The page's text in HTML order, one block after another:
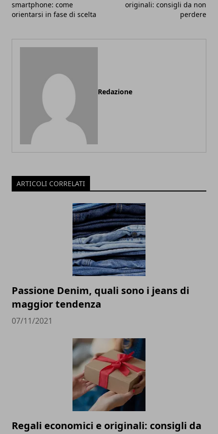
smartphone: come
orientarsi in fase di scelta
originali: consigli da non
perdere
Redazione
ARTICOLI CORRELATI
Passione Denim, quali sono i jeans di
maggior tendenza
07/11/2021
Regali economici e originali: consigli da